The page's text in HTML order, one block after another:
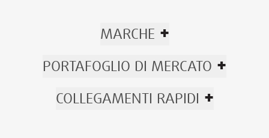
MARCHE +
PORTAFOGLIO DI MERCATO +
COLLEGAMENTI RAPIDI +